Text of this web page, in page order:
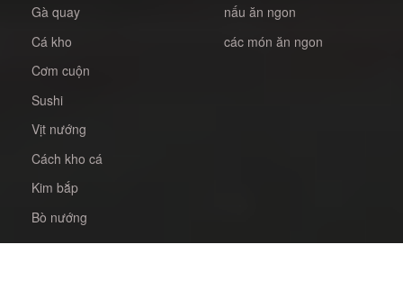
Gà quay
Cá kho
Cơm cuộn
Sushi
Vịt nướng
Cách kho cá
Kim bắp
Bò nướng
nấu ăn ngon
các món ăn ngon